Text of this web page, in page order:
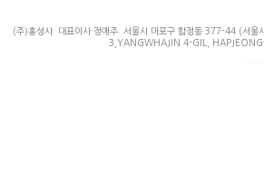
(주)홍성사 대표이사 정애주 서울시 마포구 합정동 377-44 (
3,YANGWHAJIN 4-GIL,